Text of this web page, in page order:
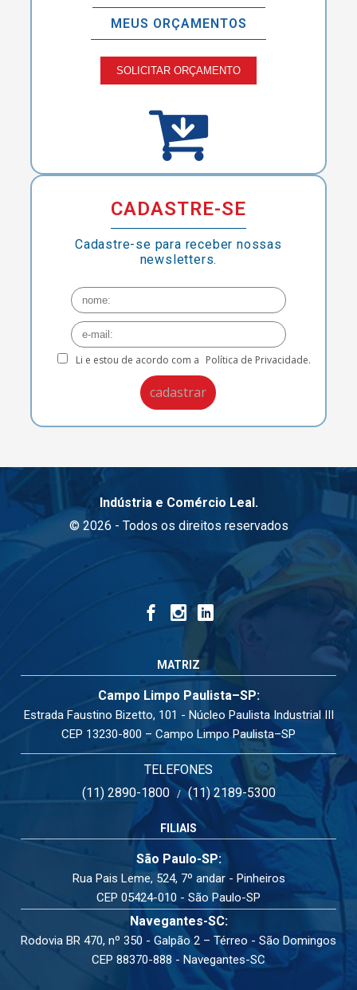
MEUS ORÇAMENTOS
SOLICITAR ORÇAMENTO
CADASTRE-SE
Cadastre-se para receber nossas
newsletters.
Li e estou de acordo com a Política de Privacidade.
Indústria e Comércio Leal.
© 2026 - Todos os direitos reservados
MATRIZ
Campo Limpo Paulista–SP:
Estrada Faustino Bizetto, 101 - Núcleo Paulista Industrial III
CEP 13230-800 – Campo Limpo Paulista–SP
TELEFONES
(11) 2890-1800/(11) 2189-5300
FILIAIS
São Paulo-SP:
Rua Pais Leme, 524, 7º andar - Pinheiros
CEP 05424-010 - São Paulo-SP
Navegantes-SC:
Rodovia BR 470, nº 350 - Galpão 2 – Térreo - São Domingos
CEP 88370-888 - Navegantes-SC